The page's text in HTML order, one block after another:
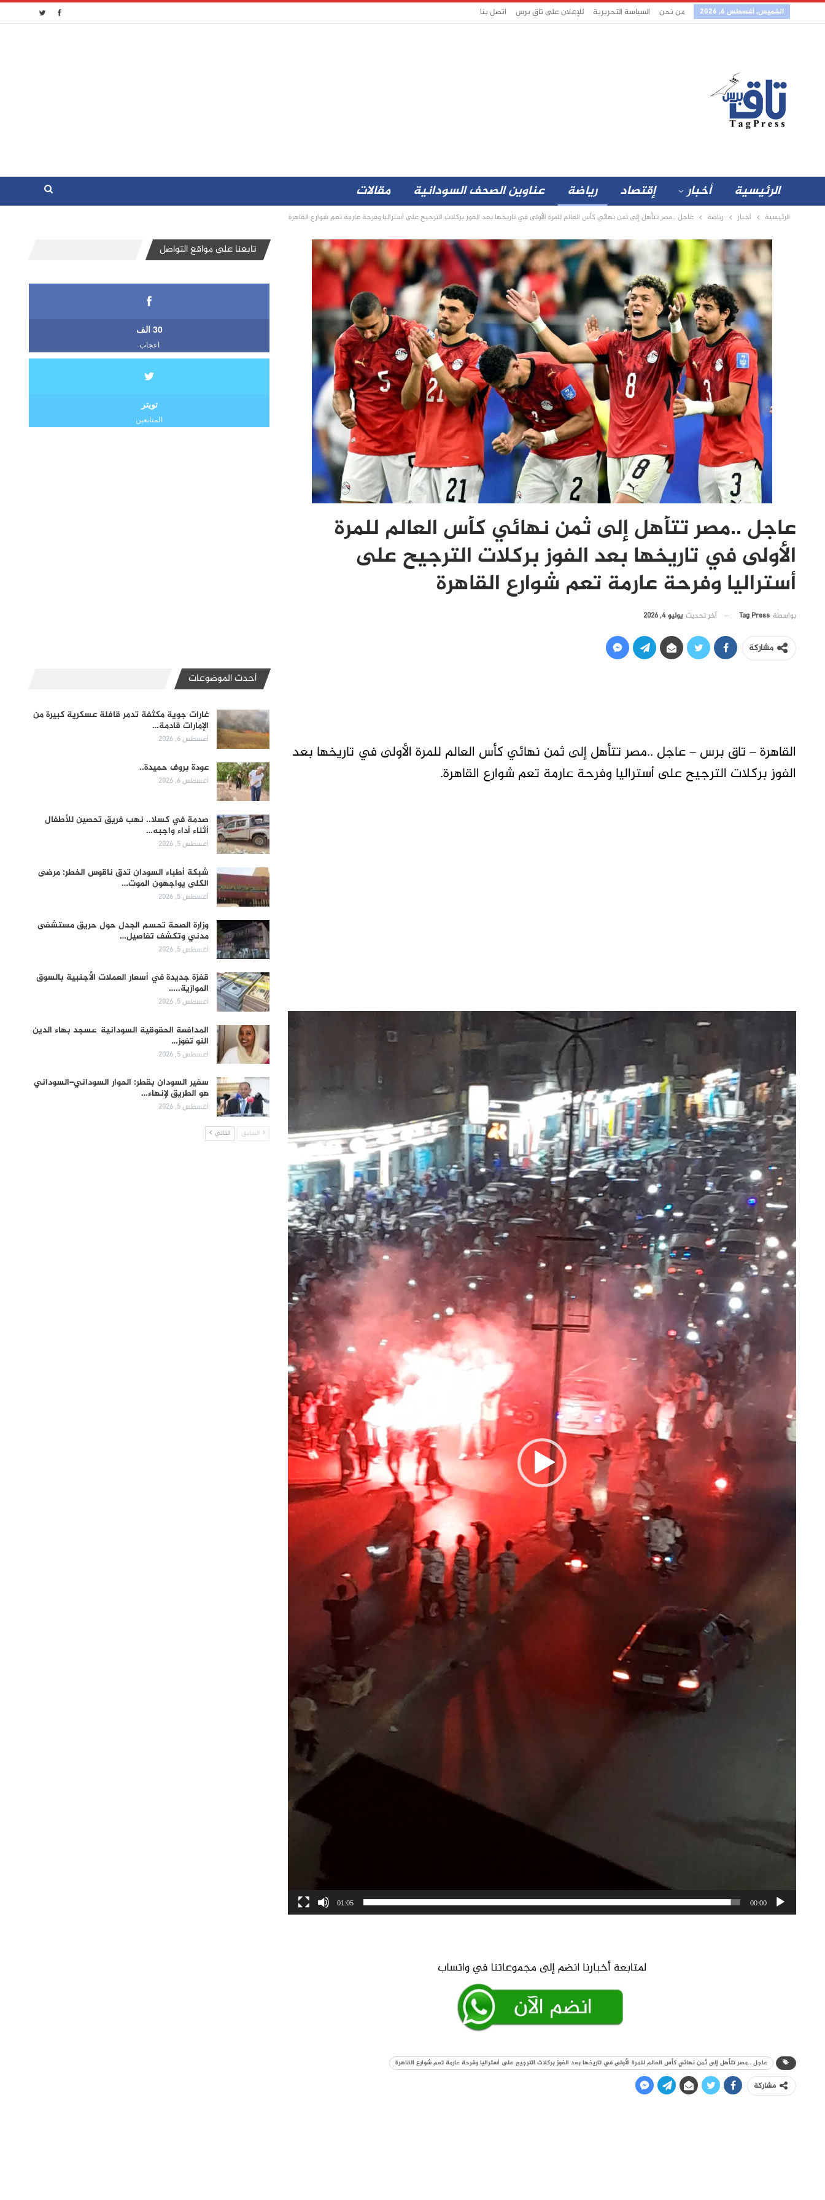
الخميس, أغسطس 6, 2026 من نحن السياسة التحريرية للإعلان على تاق برس اتصل بنا
الرئيسية أخبار إقتصاد رياضة عناوين الصحف السودانية مقالات
الرئيسية أخبار رياضة عاجل ..مصر تتأهل إلى ثمن نهائي كأس العالم للمرة الأولى في تاريخها بعد الفوز بركلات الترجيح على أستراليا وفرحة عارمة تعم شوارع القاهرة
عاجل ..مصر تتأهل إلى ثمن نهائي كأس العالم للمرة
الأولى في تاريخها بعد الفوز بركلات الترجيح على
أستراليا وفرحة عارمة تعم شوارع القاهرة
بواسطة Tag Press آخر تحديث يوليو 4, 2026
مشاركة
القاهرة – تاق برس – عاجل ..مصر تتأهل إلى ثمن نهائي كأس العالم للمرة الأولى في تاريخها بعد
الفوز بركلات الترجيح على أستراليا وفرحة عارمة تعم شوارع القاهرة.
الفيديو
00:00
01:05
عاجل ..مصر تتأهل إلى ثمن نهائي كأس العالم للمرة الأولى في تاريخها بعد الفوز بركلات الترجيح على أستراليا وفرحة عارمة تعم شوارع القاهرة
مشاركة
تابعنا على مواقع التواصل
30 الف
اعجاب
تويتر
المتابعين
أحدث الموضوعات
غارات جوية مكثفة تدمر قافلة عسكرية كبيرة من
الإمارات قادمة…
أغسطس 6, 2026
عودة بروف حميدة..
أغسطس 6, 2026
صدمة في كسلا.. نهب فريق تحصين للأطفال
أثناء أداء واجبه…
أغسطس 5, 2026
شبكة أطباء السودان تدق ناقوس الخطر: مرضى
الكلى يواجهون الموت…
أغسطس 5, 2026
وزارة الصحة تحسم الجدل حول حريق مستشفى
مدني وتكشف تفاصيل…
أغسطس 5, 2026
قفزة جديدة في أسعار العملات الأجنبية بالسوق
الموازية..…
أغسطس 5, 2026
المدافعة الحقوقية السودانية عسجد بهاء الدين
النو تفوز…
أغسطس 5, 2026
سفير السودان بقطر: الحوار السوداني–السوداني
هو الطريق لإنهاء…
أغسطس 5, 2026
السابق التالي